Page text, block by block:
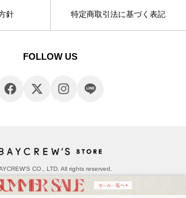
針 特定商取引法に基づく表記
FOLLOW US
CO., LTD. All rights reserved.